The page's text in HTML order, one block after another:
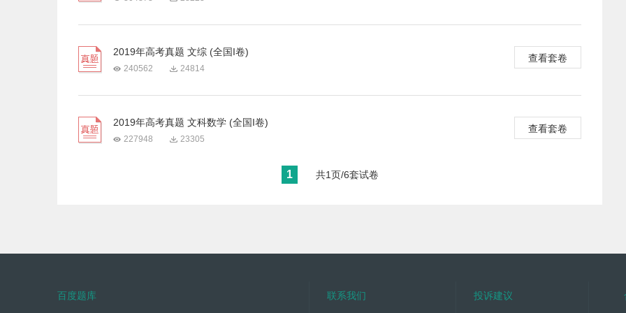
2019年高考真题 文综 (全国I卷)
240562 24814
查看套卷
2019年高考真题 文科数学 (全国I卷)
227948 23305
查看套卷
1 共1页/6套试卷
百度题库
联系我们
投诉建议